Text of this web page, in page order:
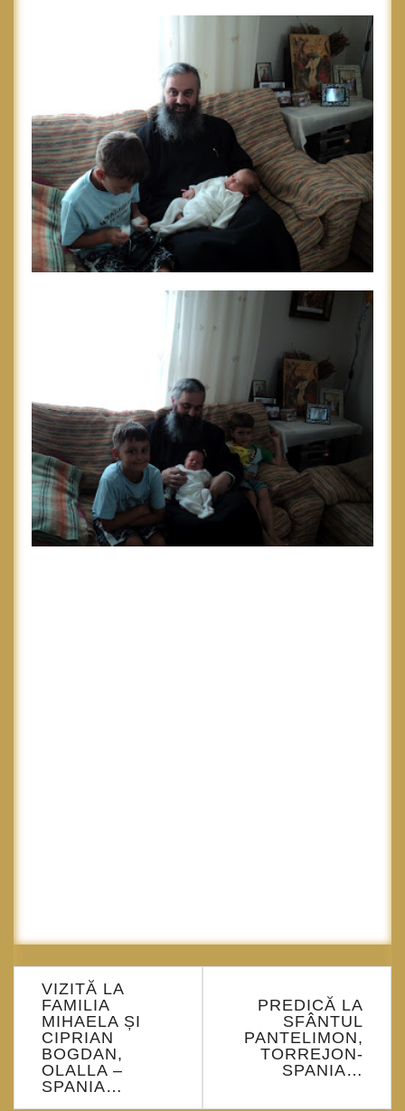
Navigare
articole
VIZITĂ LA
FAMILIA
MIHAELA ȘI
CIPRIAN
BOGDAN,
OLALLA –
SPANIA…
PREDICĂ LA
SFÂNTUL
PANTELIMON,
TORREJON-
SPANIA…